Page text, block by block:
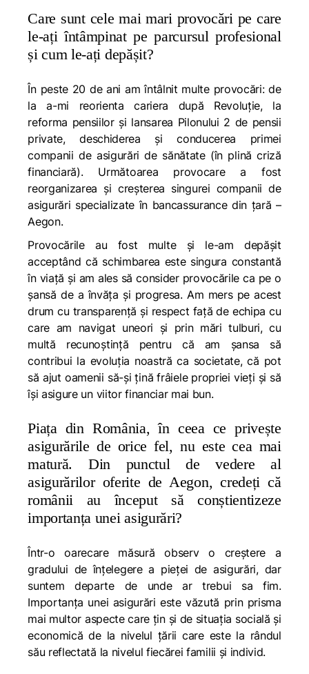
Care sunt cele mai mari provocări pe care
le-ați întâmpinat pe parcursul profesional
și cum le-ați depășit?
În peste 20 de ani am întâlnit multe provocări: de
la a-mi reorienta cariera după Revoluție, la
reforma pensiilor și lansarea Pilonului 2 de pensii
private, deschiderea și conducerea primei
companii de asigurări de sănătate (în plină criză
financiară). Următoarea provocare a fost
reorganizarea și creșterea singurei companii de
asigurări specializate în bancassurance din țară –
Aegon.
Provocările au fost multe și le-am depășit
acceptând că schimbarea este singura constantă
în viață și am ales să consider provocările ca pe o
șansă de a învăța și progresa. Am mers pe acest
drum cu transparență și respect față de echipa cu
care am navigat uneori și prin mări tulburi, cu
multă recunoștință pentru că am șansa să
contribui la evoluția noastră ca societate, că pot
să ajut oamenii să-și țină frâiele propriei vieți și să
își asigure un viitor financiar mai bun.
Piața din România, în ceea ce privește
asigurările de orice fel, nu este cea mai
matură. Din punctul de vedere al
asigurărilor oferite de Aegon, credeți că
românii au început să conștientizeze
importanța unei asigurări?
Într-o oarecare măsură observ o creștere a
gradului de înțelegere a pieței de asigurări, dar
suntem departe de unde ar trebui sa fim.
Importanța unei asigurări este văzută prin prisma
mai multor aspecte care țin și de situația socială și
economică de la nivelul țării care este la rândul
său reflectată la nivelul fiecărei familii și individ.